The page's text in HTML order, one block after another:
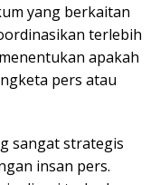
yang berkaitan
terlebih
apakah
pers atau
sangat strategis
insan pers.